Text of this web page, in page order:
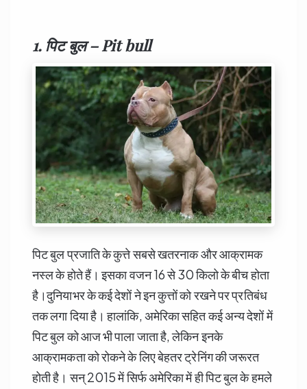
1. पिट बुल – Pit bull
पिट बुल प्रजाति के कुत्ते सबसे खतरनाक और आक्रामक
नस्ल के होते हैं। इसका वजन 16 से 30 किलो के बीच होता
है।दुनियाभर के कई देशों ने इन कुत्तों को रखने पर प्रतिबंध
तक लगा दिया है। हालांकि, अमेरिका सहित कई अन्य देशों में
पिट बुल को आज भी पाला जाता है, लेकिन इनके
आक्रामकता को रोकने के लिए बेहतर ट्रेनिंग की जरूरत
होती है। सन् 2015 में सिर्फ अमेरिका में ही पिट बुल के हमले